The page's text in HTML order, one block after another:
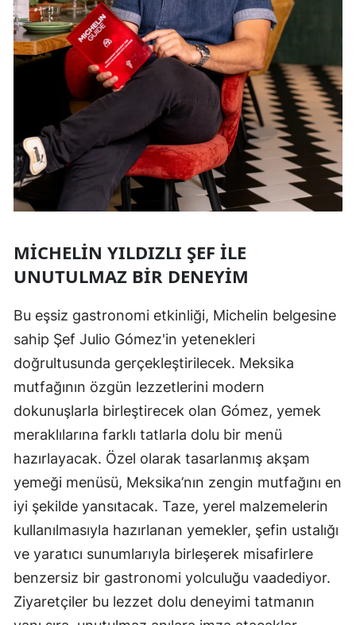
MICHELIN YILDIZLI ŞEF İLE
UNUTULMAZ BIR DENEYIM
Bu eşsiz gastronomi etkinliği, Michelin belgesine
sahip Şef Julio Gómez'in yetenekleri
doğrultusunda gerçekleştirilecek. Meksika
mutfağının özgün lezzetlerini modern
dokunuşlarla birleştirecek olan Gómez, yemek
meraklılarına farklı tatlarla dolu bir menü
hazırlayacak. Özel olarak tasarlanmış akşam
yemeği menüsü, Meksika’nın zengin mutfağını en
iyi şekilde yansıtacak. Taze, yerel malzemelerin
kullanılmasıyla hazırlanan yemekler, şefin ustalığı
ve yaratıcı sunumlarıyla birleşerek misafirlere
benzersiz bir gastronomi yolculuğu vaadediyor.
Ziyaretçiler bu lezzet dolu deneyimi tatmanın